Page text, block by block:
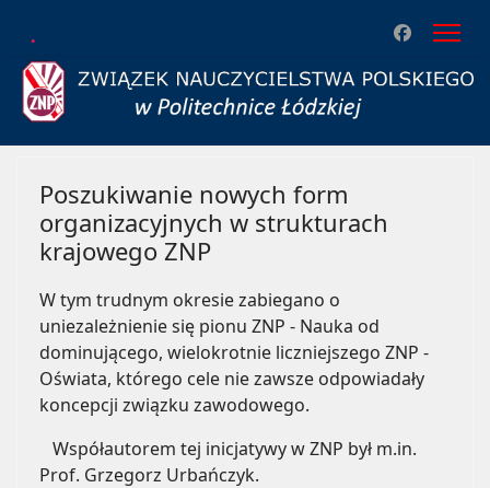
.
Poszukiwanie nowych form
organizacyjnych w strukturach
krajowego ZNP
W tym trudnym okresie zabiegano o
uniezależnienie się pionu ZNP - Nauka od
dominującego, wielokrotnie liczniejszego ZNP -
Oświata, którego cele nie zawsze odpowiadały
koncepcji związku zawodowego.
Współautorem tej inicjatywy w ZNP był m.in.
Prof. Grzegorz Urbańczyk.